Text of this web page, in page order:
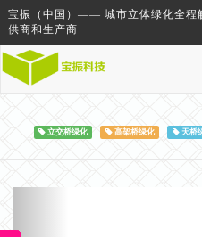
宝振（中国）—— 城市立体绿化全程
供商和生产商
立交桥绿化 高架桥绿化 天桥